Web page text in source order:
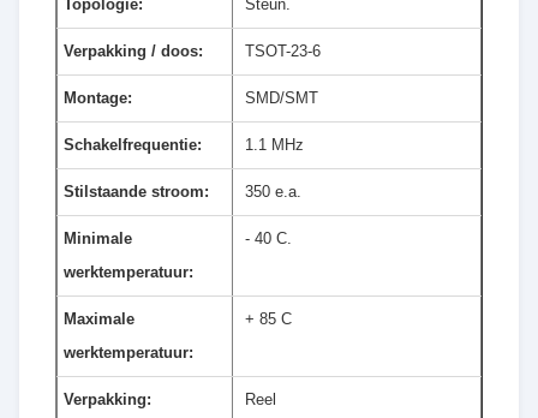
Topologie: Steun.
Verpakking / doos: TSOT-23-6
Montage: SMD/SMT
Schakelfrequentie: 1.1 MHz
Stilstaande stroom: 350 e.a.
Minimale
werktemperatuur:
- 40 C.
Maximale
werktemperatuur:
+ 85 C
Verpakking: Reel